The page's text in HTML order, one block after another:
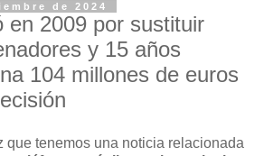
de 2024
en 2009 por sustituir
y 15 años
104 millones de euros
que tenemos una noticia relacionada